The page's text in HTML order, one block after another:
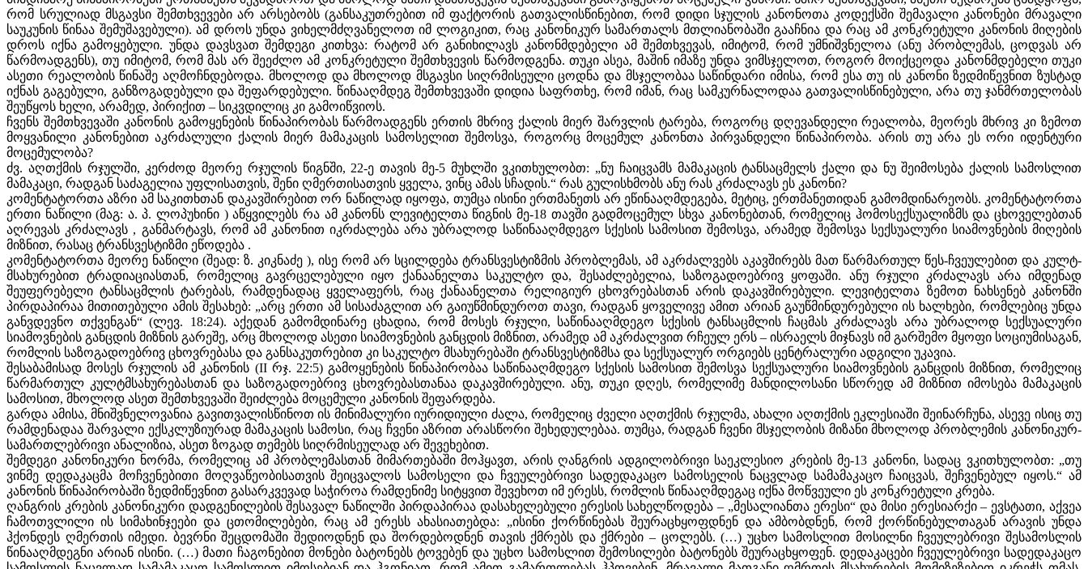
რომ სრულიად მსგავსი შემთხვევები არ არსებობს (განსაკუთრებით იმ ფაქტორის გათვალისწინებით, რომ დიდი სჯულის კანონოთა კოდექსში შემავალი კანონები მრავალი
საუკუნის წინაა შემუშავებული). ამ დროს უნდა ვიხელმძღვანელოთ იმ ლოგიკით, რაც კანონიკურ სამართალს მთლიანობაში გააჩნია და რაც ამ კონკრეტული კანონის მიღების
დროს იქნა გამოყებული. უნდა დავსვათ შემდეგი კითხვა: რატომ არ განიხილავს კანონმდებელი ამ შემთხვევას, იმიტომ, რომ უმნიშვნელოა (ანუ პრობლემას, ცოდვას არ
წარმოადგენს), თუ იმიტომ, რომ მას არ შეეძლო ამ კონკრეტული შემთხვევის წარმოდგენა. თუკი ასეა, მაშინ იმაზე უნდა ვიმსჯელოთ, როგორ მოიქცეოდა კანონმდებელი თუკი
ასეთი რეალობის წინაშე აღმოჩნდებოდა. მხოლოდ და მხოლოდ მსგავსი სიღრმისეული ცოდნა და მსჯელობაა საწინდარი იმისა, რომ ესა თუ ის კანონი ზედმიწევნით ზუსტად
იქნას გაგებული, განზოგადებული და შეფარდებული. წინააღმდეგ შემთხვევაში დიდია საფრთხე, რომ იმან, რაც სამკურნალოდაა გათვალისწინებული, არა თუ ჯანმრთელობას
შეუწყოს ხელი, არამედ, პირიქით – სიკვდილიც კი გამოიწვიოს.
ჩვენს შემთხვევაში კანონის გამოყენების წინაპირობას წარმოადგენს ერთის მხრივ ქალის მიერ შარვლის ტარება, როგორც დღევანდელი რეალობა, მეორეს მხრივ კი ზემოთ
მოყვანილი კანონებით აკრძალული ქალის მიერ მამაკაცის სამოსელით შემოსვა, როგორც მოცემულ კანონთა პირვანდელი წინაპირობა. არის თუ არა ეს ორი იდენტური
მოცემულობა?
ძვ. აღთქმის რჯულში, კერძოდ მეორე რჯულის წიგნში, 22-ე თავის მე-5 მუხლში ვკითხულობთ: „ნუ ჩაიცვამს მამაკაცის ტანსაცმელს ქალი და ნუ შეიმოსება ქალის სამოსლით
მამაკაცი, რადგან საძაგელია უფლისათვის, შენი ღმერთისათვის ყველა, ვინც ამას სჩადის.“ რას გულისხმობს ანუ რას კრძალავს ეს კანონი?
კომენტატორთა აზრი ამ საკითხთან დაკავშირებით ორ ნაწილად იყოფა, თუმცა ისინი ერთმანეთს არ ეწინააღმდეგება, მეტიც, ერთმანეთიდან გამომდინარეობს. კომენტატორთა
ერთი ნაწილი (მაგ: ა. პ. ლოპუხინი ) აწყვილებს რა ამ კანონს ლევიტელთა წიგნის მე-18 თავში გადმოცემულ სხვა კანონებთან, რომელიც ჰომოსექსუალიზმს და ცხოველებთან
აღრევას კრძალავს , განმარტავს, რომ ამ კანონით იკრძალება არა უბრალოდ საწინააღმდეგო სქესის სამოსით შემოსვა, არამედ შემოსვა სექსუალური სიამოვნების მიღების
მიზნით, რასაც ტრანსვესტიზმი ეწოდება .
კომენტატორთა მეორე ნაწილი (შეად: ზ. კიკნაძე ), ისე რომ არ სცილდება ტრანსვესტიზმის პრობლემას, ამ აკრძალვებს აკავშირებს მათ წარმართულ წეს-ჩვეულებით და კულტ-
მსახურებით ტრადიაციასთან, რომელიც გავრცელებული იყო ქანაანელთა საკულტო და, შესაძლებელია, საზოგადოებრივ ყოფაში. ანუ რჯული კრძალავს არა იმდენად
შეუფერებელი ტანსაცმლის ტარებას, რამდენადაც ყველაფერს, რაც ქანაანელთა რელიგიურ ცხოვრებასთან არის დაკავშირებული. ლევიტელთა ზემოთ ნახსენებ კანონში
პირდაპირაა მითითებული ამის შესახებ: „არც ერთი ამ სისაძაგლით არ გაიუწმინდუროთ თავი, რადგან ყოველივე ამით არიან გაუწმინდურებული ის ხალხები, რომლებიც უნდა
განვდევნო თქვენგან“ (ლევ. 18:24). აქედან გამომდინარე ცხადია, რომ მოსეს რჯული, საწინააღმდეგო სქესის ტანსაცმლის ჩაცმას კრძალავს არა უბრალოდ სექსუალური
სიამოვნების განცდის მიზნის გარეშე, არც მხოლოდ ასეთი სიამოვნების განცდის მიზნით, არამედ ამ აკრძალვით რჩეულ ერს – ისრაელს მიჯნავს იმ გარშემო მყოფი სოციუმისაგან,
რომლის საზოგადოებრივ ცხოვრებასა და განსაკუთრებით კი საკულტო მსახურებაში ტრანსვესტიზმსა და სექსუალურ ორგიებს ცენტრალური ადგილი უკავია.
შესაბამისად მოსეს რჯულის ამ კანონის (II რჯ. 22:5) გამოყენების წინაპირობაა საწინააღმდეგო სქესის სამოსით შემოსვა სექსუალური სიამოვნების განცდის მიზნით, რომელიც
წარმართულ კულტმსახურებასთან და საზოგადოებრივ ცხოვრებასთანაა დაკავშირებული. ანუ, თუკი დღეს, რომელიმე მანდილოსანი სწორედ ამ მიზნით იმოსება მამაკაცის
სამოსით, მხოლოდ ასეთ შემთხვევაში შეიძლება მოცემული კანონის შეფარდება.
გარდა ამისა, მნიშვნელოვანია გავითვალისწინოთ ის მინიმალური იურიდიული ძალა, რომელიც ძველი აღთქმის რჯულმა, ახალი აღთქმის ეკლესიაში შეინარჩუნა, ასევე ისიც თუ
რამდენადაა შარვალი ექსკლუზიურად მამაკაცის სამოსი, რაც ჩვენი აზრით არასწორი შეხედულებაა. თუმცა, რადგან ჩვენი მსჯელობის მიზანი მხოლოდ პრობლემის კანონიკურ-
სამართლებრივი ანალიზია, ასეთ ზოგად თემებს სიღრმისეულად არ შევეხებით.
შემდეგი კანონიკური ნორმა, რომელიც ამ პრობლემასთან მიმართებაში მოჰყავთ, არის ღანგრის ადგილობრივი საეკლესიო კრების მე-13 კანონი, სადაც ვკითხულობთ: „თუ
ვინმე დედაკაცმა მოჩვენებითი მოღვაწეობისათვის შეიცვალოს სამოსელი და ჩვეულებრივი სადედაკაცო სამოსელის ნაცვლად სამამაკაცო ჩაიცვას, შეჩვენებულ იყოს.“ ამ
კანონის წინაპირობაში ზედმიწევნით გასარკვევად საჭიროა რამდენიმე სიტყვით შევეხოთ იმ ერესს, რომლის წინააღმდეგაც იქნა მოწვეული ეს კონკრეტული კრება.
ღანგრის კრების კანონიკური დადგენილების შესავალ ნაწილში პირდაპირაა დასახელებული ერესის სახელწოდება – „მესალიანთა ერესი“ და მისი ერესიარქი – ევსტათი, აქვეა
ჩამოთვლილი ის სიმახინჯეები და ცთომილებები, რაც ამ ერესს ახასიათებდა: „ისინი ქორწინებას შეურაცხყოფდნენ და ამბობდნენ, რომ ქორწინებულთაგან არავის უნდა
ჰქონდეს ღმერთის იმედი. ბევრნი შეცდომაში შედიოდნენ და შორდებოდნენ თავის ქმრებს და ქმრები – ცოლებს. (…) უცხო სამოსლით მოსილნი ჩვეულებრივი შესამოსლის
წინააღმდეგნი არიან ისინი. (…) მათი ჩაგონებით მონები ბატონებს ტოვებენ და უცხო სამოსლით შემოსილები ბატონებს შეურაცხყოფენ. დედაკაცები ჩვეულებრივი სადედაკაცო